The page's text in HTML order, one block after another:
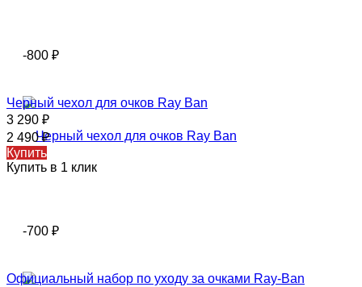
-800 ₽
Черный чехол для очков Ray Ban
3 290 ₽
2 490₽
Купить
Купить в 1 клик
-700 ₽
Официальный набор по уходу за очками Ray-Ban